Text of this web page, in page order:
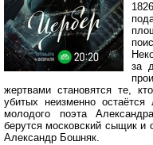
за
жертвами становятся те,
убитых неизменно остаётся
молодого поэта
берутся московский сыщик и
Александр Бошняк.